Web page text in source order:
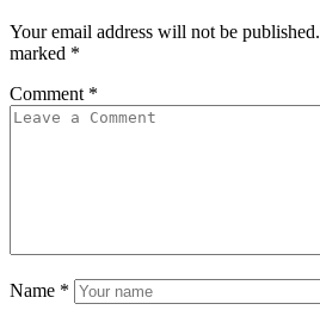
Your email address will not be published.
marked *
Comment *
Name *